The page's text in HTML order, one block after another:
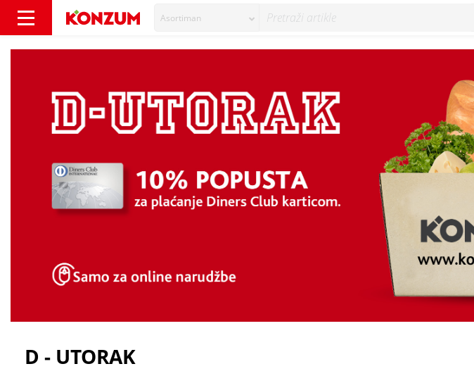
Asortiman
D - UTORAK